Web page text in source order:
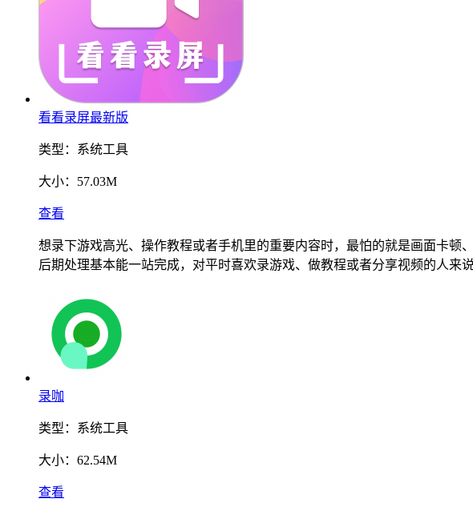
看看录屏最新版
类型： 系统工具
大小： 57.03M
查看
想录下游戏高光、操作教程或者手机里的重要内容时，最怕的就是画面卡顿
后期处理基本能一站完成，对平时喜欢录游戏、做教程或者分享视频的人来
录咖
类型： 系统工具
大小： 62.54M
查看